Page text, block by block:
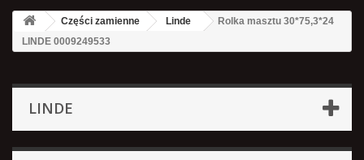
Części zamienne Linde
Rolka masztu 30*75,3*24
LINDE 0009249533
LINDE